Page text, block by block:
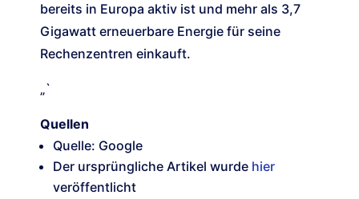
bereits in Europa aktiv ist und mehr als 3,7
Gigawatt erneuerbare Energie für seine
Rechenzentren einkauft.
„`
Quellen
Quelle: Google
Der ursprüngliche Artikel wurde hier
veröffentlicht